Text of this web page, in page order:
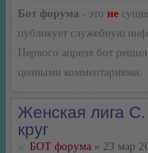
Бот форума - это не
публикует служебную
Первого апреля бот
ценными комментариями.
Женская лига С.
круг
БОТ форума » 23 мар